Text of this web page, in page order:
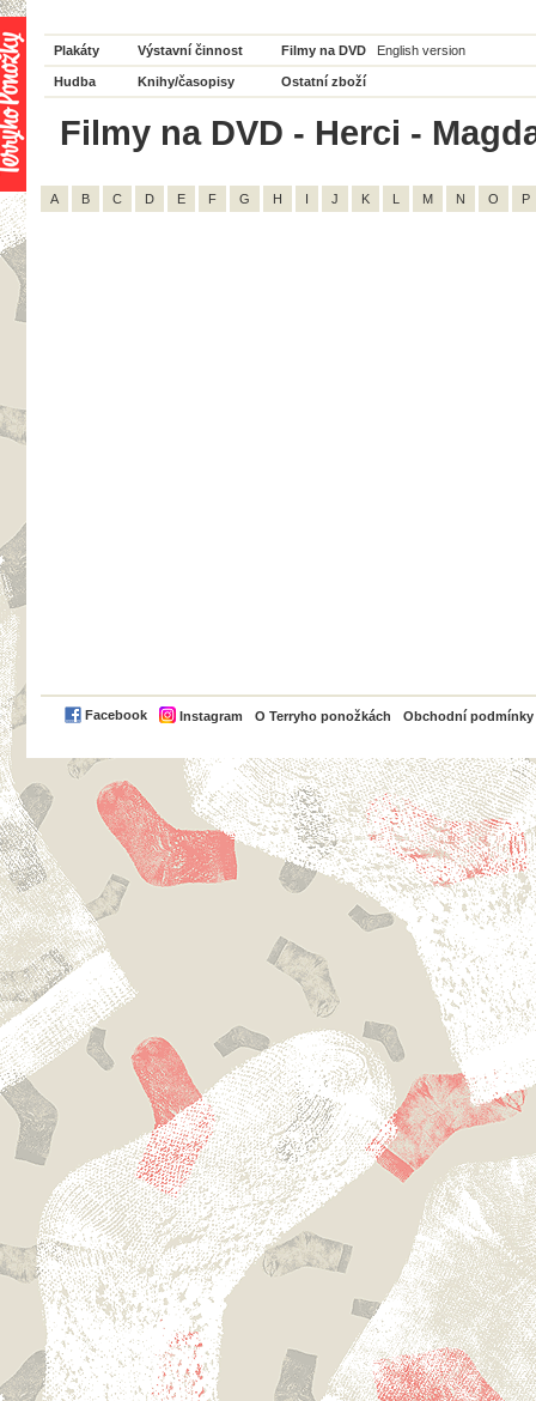
Plakáty Výstavní činnost Filmy na DVD English version
Hudba Knihy/časopisy Ostatní zboží
Filmy na DVD - Herci -
A B C D E F G H I J K L M N O P
Facebook Instagram O Terryho ponožkách Obchodní podmínky
PayPal